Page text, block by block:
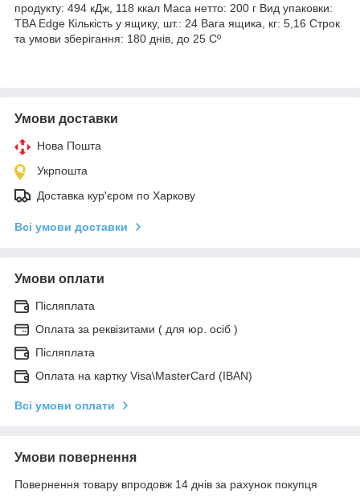
продукту: 494 кДж, 118 ккал Маса нетто: 200 г Вид упаковки:
TBA Edge Кількість у ящику, шт.: 24 Вага ящика, кг: 5,16 Строк
та умови зберігання: 180 днів, до 25 Сº
Умови доставки
Нова Пошта
Укрпошта
Доставка кур'єром по Харкову
Всі умови доставки
Умови оплати
Післяплата
Оплата за реквізитами ( для юр. осіб )
Післяплата
Оплата на картку Visa\MasterCard (IBAN)
Всі умови оплати
Умови повернення
Повернення товару впродовж 14 днів за рахунок покупця